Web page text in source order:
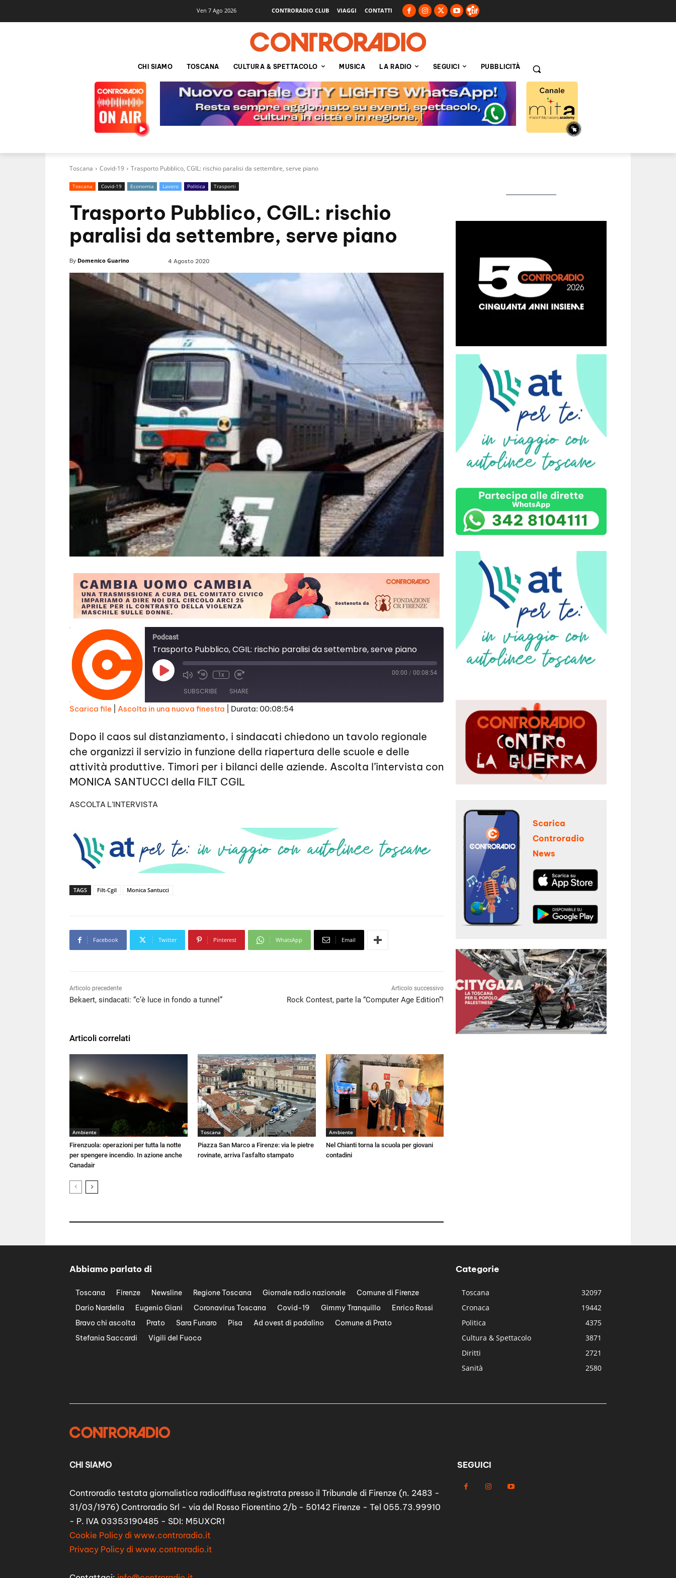
Ven 7 Ago 2026 CONTRORADIO CLUB VIAGGI CONTATTI
CHI SIAMO TOSCANA CULTURA & SPETTACOLO MUSICA LA RADIO SEGUICI PUBBLICITÀ
Toscana Covid-19 Trasporto Pubblico, CGIL: rischio paralisi da settembre, serve piano
Toscana Covid-19 Economia Lavoro Politica Trasporti
Trasporto Pubblico, CGIL: rischio
paralisi da settembre, serve piano
By Domenico Guarino 4 Agosto 2020
Podcast
Trasporto Pubblico, CGIL: rischio paralisi da settembre, serve piano
P
l
E
p
o
d
e
1x 00:00 / 00:08:54
SUBSCRIBE SHARE
RSS FEED
LINK
EMBED
Scarica file Ascolta in una nuova finestra Durata: 00:08:54
Dopo il caos sul distanziamento, i sindacati chiedono un tavolo regionale
che organizzi il servizio in funzione della riapertura delle scuole e delle
attività produttive. Timori per i bilanci delle aziende. Ascolta l’intervista con
MONICA SANTUCCI della FILT CGIL
ASCOLTA L’INTERVISTA
TAGS Filt-Cgil Monica Santucci
Facebook Twitter Pinterest WhatsApp Email
Articolo precedente
Bekaert, sindacati: “c’è luce in fondo a tunnel”
Articolo successivo
Rock Contest, parte la “Computer Age Edition”!
Articoli correlati
Ambiente
Firenzuola: operazioni per tutta la notte
per spengere incendio. In azione anche
Canadair
Toscana
Piazza San Marco a Firenze: via le pietre
rovinate, arriva l’asfalto stampato
Ambiente
Nel Chianti torna la scuola per giovani
contadini
Scarica
Controradio
News
Abbiamo parlato di
Toscana Firenze Newsline Regione Toscana Giornale radio nazionale
Comune di Firenze
Dario Nardella
Eugenio Giani Coronavirus Toscana Covid-19 Gimmy Tranquillo
Enrico Rossi
Bravo chi ascolta
Prato Sara Funaro Pisa Ad ovest di padalino
Comune di Prato
Stefania Saccardi
Vigili del Fuoco
Categorie
Toscana
32097
Cronaca
19442
Politica
4375
Cultura & Spettacolo
3871
Diritti
2721
Sanità
2580
CHI SIAMO
Controradio testata giornalistica radiodiffusa registrata presso il Tribunale di Firenze (n. 2483 -
31/03/1976) Controradio Srl - via del Rosso Fiorentino 2/b - 50142 Firenze - Tel 055.73.99910
- P. IVA 03353190485 - SDI: M5UXCR1
Cookie Policy di www.controradio.it
Privacy Policy di www.controradio.it
SEGUICI